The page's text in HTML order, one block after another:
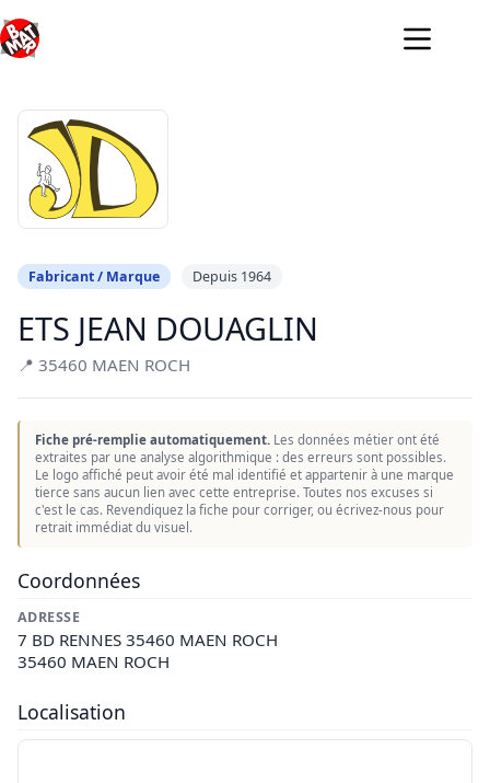
au
contenu
Fabricant / Marque Depuis 1964
ETS JEAN DOUAGLIN
📍 35460 MAEN ROCH
Fiche pré-remplie automatiquement. Les données métier ont été
extraites par une analyse algorithmique : des erreurs sont possibles.
Le logo affiché peut avoir été mal identifié et appartenir à une marque
tierce sans aucun lien avec cette entreprise. Toutes nos excuses si
c'est le cas. Revendiquez la fiche pour corriger, ou écrivez-nous pour
retrait immédiat du visuel.
Coordonnées
ADRESSE
7 BD RENNES 35460 MAEN ROCH
35460 MAEN ROCH
Localisation